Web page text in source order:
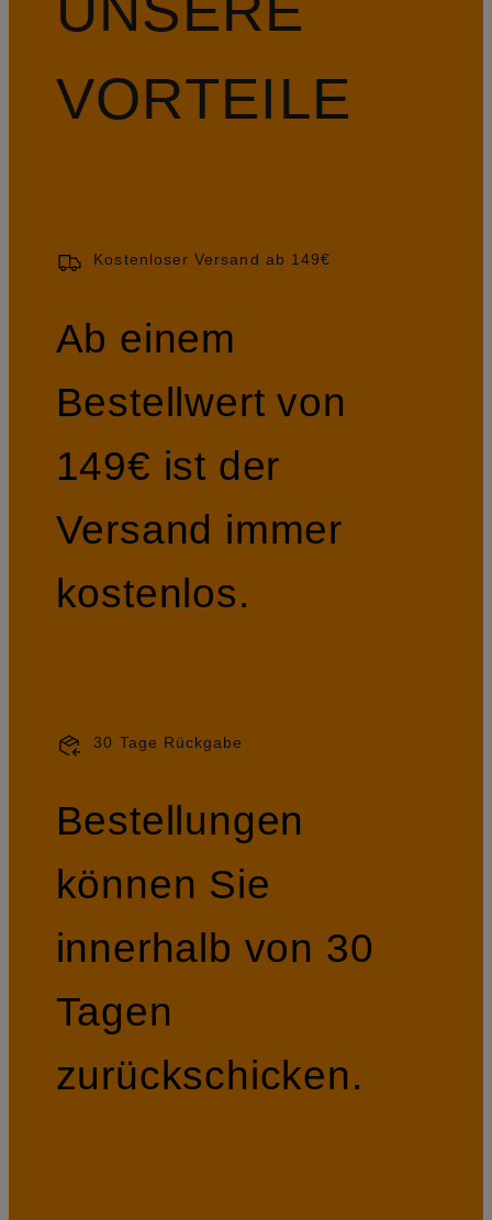
VORTEILE
Kostenloser Versand ab 149€
Ab einem
Bestellwert von
149€ ist der
Versand immer
kostenlos.
30 Tage Rückgabe
Bestellungen
können Sie
innerhalb von 30
Tagen
zurückschicken.